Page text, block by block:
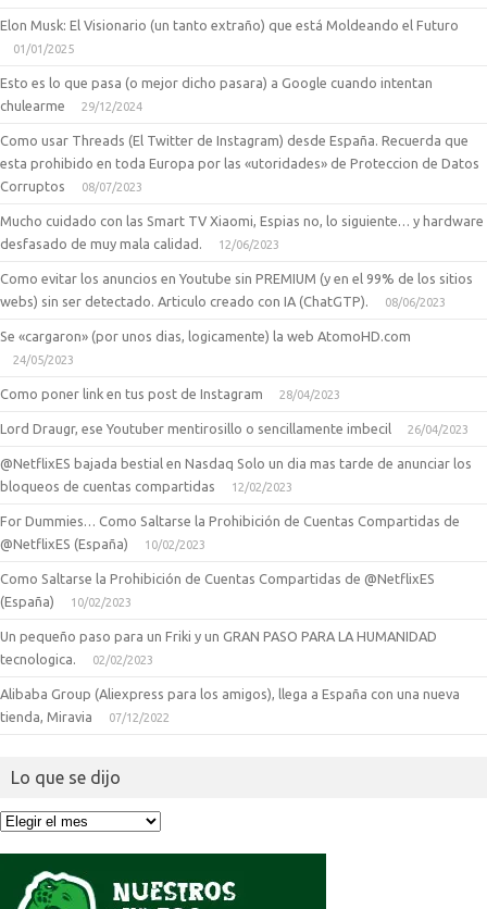
Elon Musk: El Visionario (un tanto extraño) que está Moldeando el Futuro
01/01/2025
Esto es lo que pasa (o mejor dicho pasara) a Google cuando intentan
chulearme
29/12/2024
Como usar Threads (El Twitter de Instagram) desde España. Recuerda que
esta prohibido en toda Europa por las «utoridades» de Proteccion de Datos
Corruptos
08/07/2023
Mucho cuidado con las Smart TV Xiaomi, Espias no, lo siguiente… y hardware
desfasado de muy mala calidad.
12/06/2023
Como evitar los anuncios en Youtube sin PREMIUM (y en el 99% de los sitios
webs) sin ser detectado. Articulo creado con IA (ChatGTP).
08/06/2023
Se «cargaron» (por unos dias, logicamente) la web AtomoHD.com
24/05/2023
Como poner link en tus post de Instagram 28/04/2023
Lord Draugr, ese Youtuber mentirosillo o sencillamente imbecil 26/04/2023
@NetflixES bajada bestial en Nasdaq Solo un dia mas tarde de anunciar los
bloqueos de cuentas compartidas
12/02/2023
For Dummies… Como Saltarse la Prohibición de Cuentas Compartidas de
@NetflixES (España)
10/02/2023
Como Saltarse la Prohibición de Cuentas Compartidas de @NetflixES
(España)
10/02/2023
Un pequeño paso para un Friki y un GRAN PASO PARA LA HUMANIDAD
tecnologica.
02/02/2023
Alibaba Group (Aliexpress para los amigos), llega a España con una nueva
tienda, Miravia
07/12/2022
Lo que se dijo
Lo